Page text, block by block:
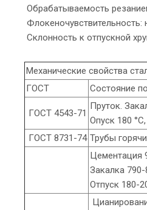
Обрабатываемость
Флокеночувствительность:
Склонность к отпускной
Механические свойства
ГОСТ
Состояние
ГОСТ 4543-71
Пруток.
Опуск 180
ГОСТ 8731-74 Трубы
Цементация
Закалка
Отпуск 180-